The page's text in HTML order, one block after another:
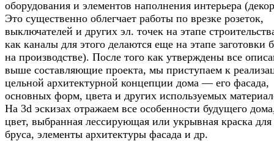
оборудования и элементов наполнения интерьера
Это существенно облегчает работы по врезке розеток,
выключателей и других эл. точек на этапе
как каналы для этого делаются еще на этапе заготовки
на производстве). После того как утверждены все
выше составляющие проекта, мы приступаем к
цельной архитектурной концепции дома — его фасада,
основных форм, цвета и других используемых
На 3d эскизах отражаем все особенности будущего
цвет, выбранная лессирующая или укрывная краска для
бруса, элементы архитектуры фасада и др.